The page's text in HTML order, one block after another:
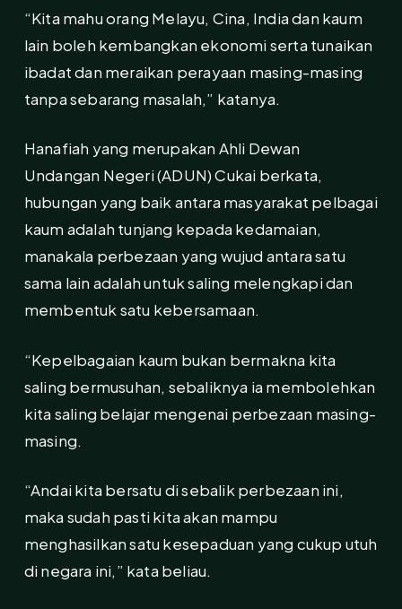
“Kita mahu orang Melayu, Cina, India dan kaum
lain boleh kembangkan ekonomi serta tunaikan
ibadat dan meraikan perayaan masing-masing
tanpa sebarang masalah,” katanya.
Hanafiah yang merupakan Ahli Dewan
Undangan Negeri (ADUN) Cukai berkata,
hubungan yang baik antara masyarakat pelbagai
kaum adalah tunjang kepada kedamaian,
manakala perbezaan yang wujud antara satu
sama lain adalah untuk saling melengkapi dan
membentuk satu kebersamaan.
“Kepelbagaian kaum bukan bermakna kita
saling bermusuhan, sebaliknya ia membolehkan
kita saling belajar mengenai perbezaan masing-
masing.
“Andai kita bersatu di sebalik perbezaan ini,
maka sudah pasti kita akan mampu
menghasilkan satu kesepaduan yang cukup utuh
di negara ini,” kata beliau.